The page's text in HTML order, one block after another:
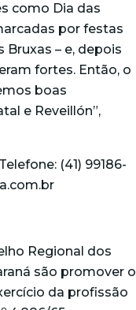
como Dia das
por festas
Bruxas – e, depois
fortes. Então, o
boas
e Reveillón”,
(41) 99186-
Regional dos
são promover o
da profissão